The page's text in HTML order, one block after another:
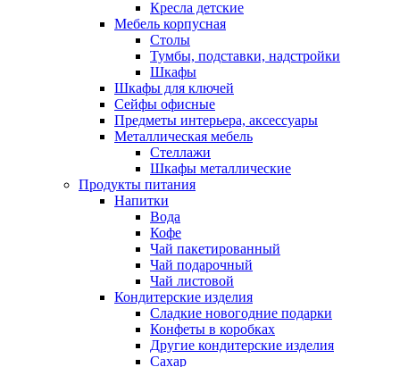
Кресла детские
Мебель корпусная
Столы
Тумбы, подставки, надстройки
Шкафы
Шкафы для ключей
Сейфы офисные
Предметы интерьера, аксессуары
Металлическая мебель
Стеллажи
Шкафы металлические
Продукты питания
Напитки
Вода
Кофе
Чай пакетированный
Чай подарочный
Чай листовой
Кондитерские изделия
Сладкие новогодние подарки
Конфеты в коробках
Другие кондитерские изделия
Сахар